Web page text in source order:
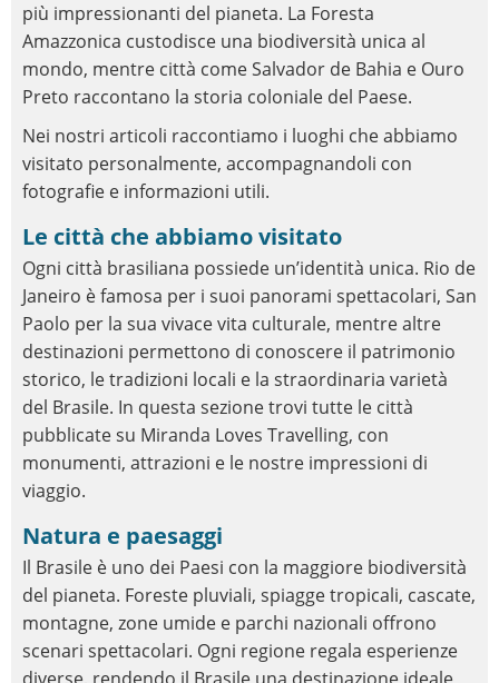
più impressionanti del pianeta. La Foresta
Amazzonica custodisce una biodiversità unica al
mondo, mentre città come Salvador de Bahia e Ouro
Preto raccontano la storia coloniale del Paese.
Nei nostri articoli raccontiamo i luoghi che abbiamo
visitato personalmente, accompagnandoli con
fotografie e informazioni utili.
Le città che abbiamo visitato
Ogni città brasiliana possiede un’identità unica. Rio de
Janeiro è famosa per i suoi panorami spettacolari, San
Paolo per la sua vivace vita culturale, mentre altre
destinazioni permettono di conoscere il patrimonio
storico, le tradizioni locali e la straordinaria varietà
del Brasile. In questa sezione trovi tutte le città
pubblicate su Miranda Loves Travelling, con
monumenti, attrazioni e le nostre impressioni di
viaggio.
Natura e paesaggi
Il Brasile è uno dei Paesi con la maggiore biodiversità
del pianeta. Foreste pluviali, spiagge tropicali, cascate,
montagne, zone umide e parchi nazionali offrono
scenari spettacolari. Ogni regione regala esperienze